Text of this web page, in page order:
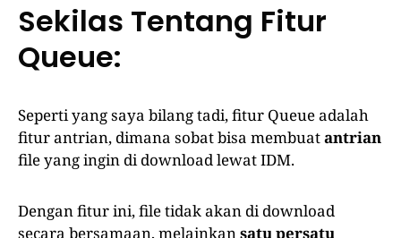
Sekilas Tentang Fitur
Queue:
Seperti yang saya bilang tadi, fitur Queue adalah
fitur antrian, dimana sobat bisa membuatantrian
file yang ingin di download lewat IDM.
Dengan fitur ini, file tidak akan di download
secara bersamaan, melainkan satu persatu